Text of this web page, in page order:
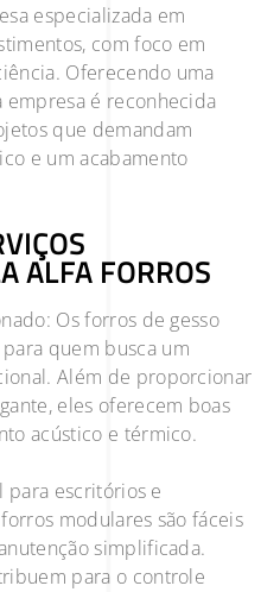
especializada em
com foco em
Oferecendo uma
empresa é reconhecida
que demandam
e um acabamento
ALFA FORROS
Os forros de gesso
quem busca um
Além de proporcionar
eles oferecem boas
acústico e térmico.
para escritórios e
modulares são fáceis
simplificada.
para o controle